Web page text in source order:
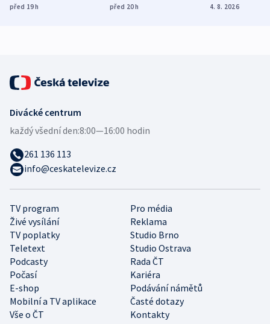
dohodu o
před 19h
Bojovali na straně
před 20h
nekalé
4. 8. 2026
TV program
Pro média
Živé vysílání
Reklama
TV poplatky
Studio Brno
Teletext
Studio Ostrava
Podcasty
Rada ČT
Počasí
Kariéra
E-shop
Podávání námětů
Mobilní a TV aplikace
Časté dotazy
Vše o ČT
Kontakty
Divácké centrum
každý všední den:8:00—16:00 hodin
261 136 113
info@ceskatelevize.cz